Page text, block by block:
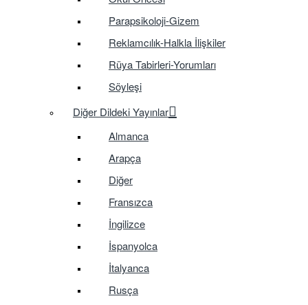
Parapsikoloji-Gizem
Reklamcılık-Halkla İlişkiler
Rüya Tabirleri-Yorumları
Söyleşi
Diğer Dildeki Yayınlar
Almanca
Arapça
Diğer
Fransızca
İngilizce
İspanyolca
İtalyanca
Rusça